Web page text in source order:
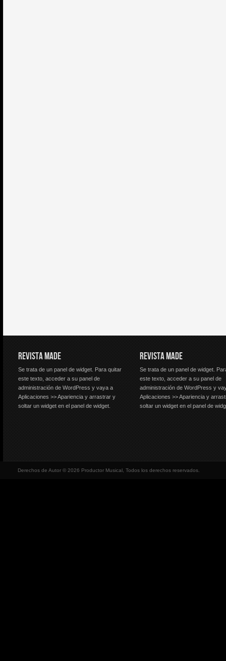
REVISTA MADE
Se trata de un panel de widget. Para quitar
este texto, acceder a su panel de
administración de WordPress y vaya a
Aplicaciones >> Apariencia y arrastrar y
soltar un widget en el panel de widget.
REVISTA MADE
Se trata de un panel de widget.
este texto, acceder a su panel de
administración de WordPress y
Aplicaciones >> Apariencia y
soltar un widget en el panel de
Derechos de Autor © 2026 Productor Musical, Todos los derechos reservados.